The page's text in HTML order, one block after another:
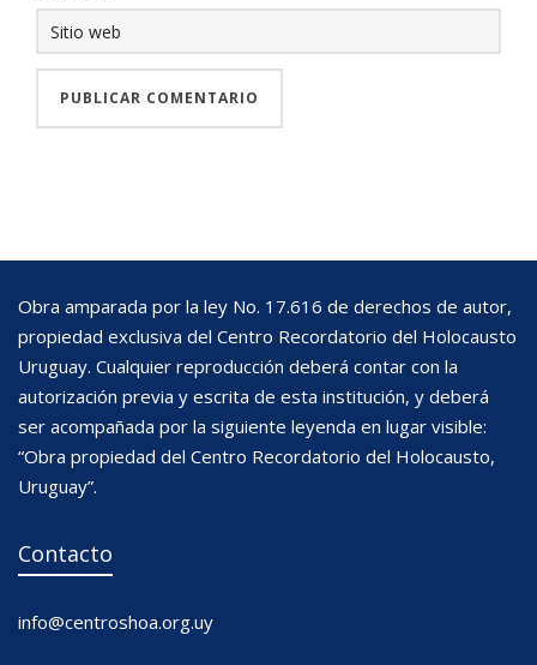
Obra amparada por la ley No. 17.616 de derechos de autor,
propiedad exclusiva del Centro Recordatorio del Holocausto
Uruguay. Cualquier reproducción deberá contar con la
autorización previa y escrita de esta institución, y deberá
ser acompañada por la siguiente leyenda en lugar visible:
“Obra propiedad del Centro Recordatorio del Holocausto,
Uruguay”.
Contacto
info@centroshoa.org.uy